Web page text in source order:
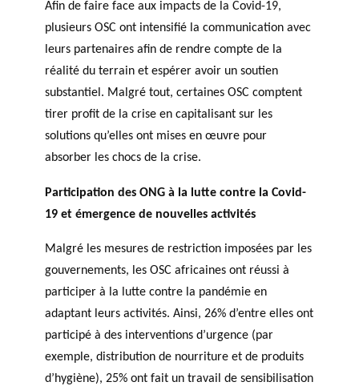
Afin de faire face aux impacts de la Covid-19,
plusieurs OSC ont intensifié la communication avec
leurs partenaires afin de rendre compte de la
réalité du terrain et espérer avoir un soutien
substantiel. Malgré tout, certaines OSC comptent
tirer profit de la crise en capitalisant sur les
solutions qu’elles ont mises en œuvre pour
absorber les chocs de la crise.
Participation des ONG à la lutte contre la Covid-
19 et émergence de nouvelles activités
Malgré les mesures de restriction imposées par les
gouvernements, les OSC africaines ont réussi à
participer à la lutte contre la pandémie en
adaptant leurs activités. Ainsi, 26% d’entre elles ont
participé à des interventions d’urgence (par
exemple, distribution de nourriture et de produits
d’hygiène), 25% ont fait un travail de sensibilisation